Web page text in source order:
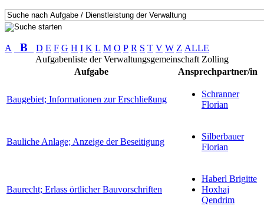
A B D E F G H I K L M O P R S T V W Z ALLE
Aufgabenliste der Verwaltungsgemeinschaft Zolling
Aufgabe
Ansprechpartner/in
Baugebiet; Informationen zur Erschließung
Schranner
Florian
Bauliche Anlage; Anzeige der Beseitigung
Silberbauer
Florian
Baurecht; Erlass örtlicher Bauvorschriften
Haberl Brigitte
Hoxhaj
Qendrim